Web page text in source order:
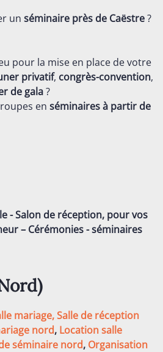
un séminaire près de Caëstre?
pour la mise en place de votre
privatif, congrès-convention,
de gala?
en séminairesà partir de
- Salon de réception, pour vos
– Cérémonies - séminaires
)
mariage,Salle de réception
nord, Location salle
séminaire nord, Organisation